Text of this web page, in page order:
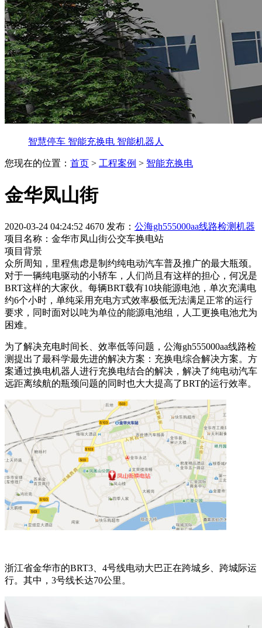
智慧停车 智能充换电 智能机器人
您现在的位置： 首页 > 工程案例 > 智能充换电
金华凤山街
2020-03-24 04:24:52 4670 发布： 公海gh555000aa线路检测机器
项目名称：金华市凤山街公交车换电站
项目背景
众所周知，里程焦虑是制约纯电动汽车普及推广的最大瓶颈。
对于一辆纯电驱动的小轿车，人们尚且有这样的担心，何况是
BRT这样的大家伙。每辆BRT载有10块能源电池，单次充满电
约6个小时，单纯采用充电方式效率极低无法满足正常的运行
要求，同时面对以吨为单位的能源电池组，人工更换电池尤为
困难。
为了解决充电时间长、效率低等问题，公海gh555000aa线路检
测提出了最科学最先进的解决方案：充换电综合解决方案。方
案通过换电机器人进行充换电结合的解决，解决了纯电动汽车
远距离续航的瓶颈问题的同时也大大提高了BRT的运行效率。
浙江省金华市的BRT3、4号线电动大巴正在跨城乡、跨城际运
行。其中，3号线长达70公里。